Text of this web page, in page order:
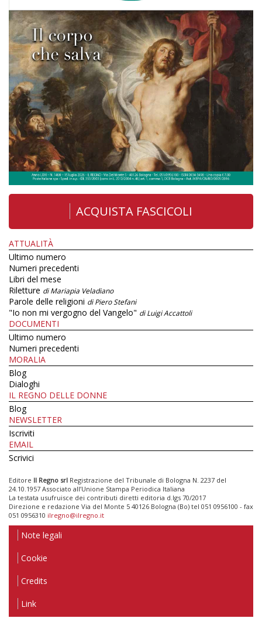
ACQUISTA FASCICOLI
ATTUALITÀ
Ultimo numero
Numeri precedenti
Libri del mese
Riletture di Mariapia Veladiano
Parole delle religioni di Piero Stefani
"Io non mi vergogno del Vangelo" di Luigi Accattoli
DOCUMENTI
Ultimo numero
Numeri precedenti
MORALIA
Blog
Dialoghi
IL REGNO DELLE DONNE
Blog
NEWSLETTER
Iscriviti
EMAIL
Scrivici
Editore Il Regno srl Registrazione del Tribunale di Bologna N. 2237 del
24.10.1957 Associato all’Unione Stampa Periodica Italiana
La testata usufruisce dei contributi diretti editoria d.lgs 70/2017
Direzione e redazione Via del Monte 5 40126 Bologna (Bo) tel 051 0956100 - fax
051 0956310 ilregno@ilregno.it
Note legali
Cookie
Credits
Link